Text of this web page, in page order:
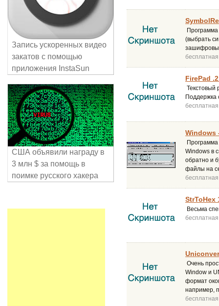
Программа
(выбрать
бесплатная
FirePad
Текстовый
Поддержка
бесплатная
Windows
Программа
Windows в
обратно и
файлы на
бесплатная
StrToHex
Весьма
бесплатная
Очень
Window и
формат
например,
бесплатная
Запись ускоренных видео
закатов с помощью
приложения InstaSun
США объявили награду в
3 млн $ за помощь в
поимке русского хакера